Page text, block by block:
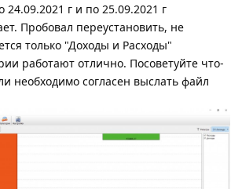
г и по 25.09.2021 г
Пробовал переустановить, не
только "Доходы и Расходы"
работают отлично. Посоветуйте что-
необходимо согласен выслать файл